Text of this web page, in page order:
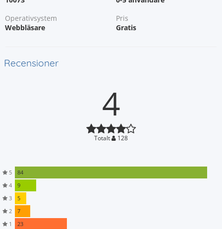
Operativsystem
Webbläsare
Pris
Gratis
Recensioner
4
Totalt 128
5
84
4
9
3
5
2
7
1
23